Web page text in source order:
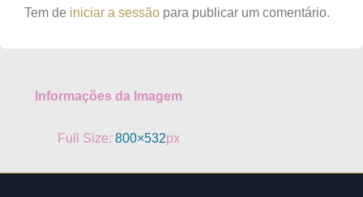
Tem de iniciar a sessão para publicar um comentário.
Informações da Imagem
Full Size: 800×532px